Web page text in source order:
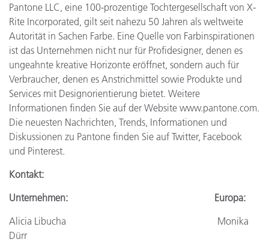
Pantone LLC, eine 100-prozentige Tochtergesellschaft von X-
Rite Incorporated, gilt seit nahezu 50 Jahren als weltweite
Autorität in Sachen Farbe. Eine Quelle von Farbinspirationen
ist das Unternehmen nicht nur für Profidesigner, denen es
ungeahnte kreative Horizonte eröffnet, sondern auch für
Verbraucher, denen es Anstrichmittel sowie Produkte und
Services mit Designorientierung bietet. Weitere
Informationen finden Sie auf der Website www.pantone.com.
Die neuesten Nachrichten, Trends, Informationen und
Diskussionen zu Pantone finden Sie auf Twitter, Facebook
und Pinterest.
Kontakt:
Unternehmen:
Europa:
Alicia Libucha
Monika
Dürr